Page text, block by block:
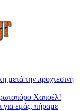
μετά την προχτεσινή
Χαποέλ!
για εμάς, πήραμε